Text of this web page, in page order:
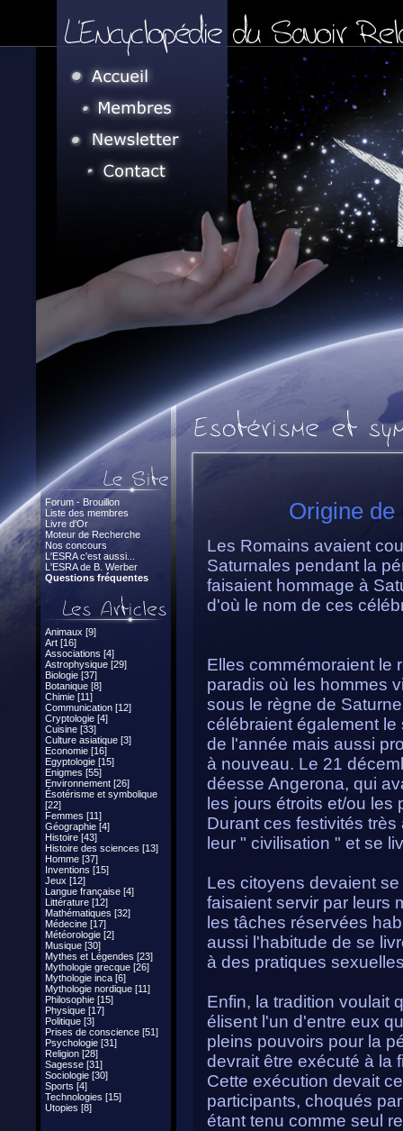
Forum - Brouillon
Liste des membres
Livre d'Or
Moteur de Recherche
Nos concours
L'ESRA c'est aussi...
L'ESRA de B. Werber
Questions fréquentes
Animaux [9]
Art [16]
Associations [4]
Astrophysique [29]
Biologie [37]
Botanique [8]
Chimie [11]
Communication [12]
Cryptologie [4]
Cuisine [33]
Culture asiatique [3]
Economie [16]
Egyptologie [15]
Enigmes [55]
Environnement [26]
Ésotérisme et symbolique
[22]
Femmes [11]
Géographie [4]
Histoire [43]
Histoire des sciences [13]
Homme [37]
Inventions [15]
Jeux [12]
Langue française [4]
Littérature [12]
Mathématiques [32]
Médecine [17]
Météorologie [2]
Musique [30]
Mythes et Légendes [23]
Mythologie grecque [26]
Mythologie inca [6]
Mythologie nordique [11]
Philosophie [15]
Physique [17]
Politique [3]
Prises de conscience [51]
Psychologie [31]
Religion [28]
Sagesse [31]
Sociologie [30]
Sports [4]
Technologies [15]
Utopies [8]
Origine
Les Romains avaient
Saturnales pendant la
faisaient hommage à
d'où le nom de ces
Elles commémoraient le
paradis où les hommes
sous le règne de
célébraient également
de l'année mais aussi
à nouveau. Le 21
déesse Angerona, qui
les jours étroits et/ou
Durant ces festivités
leur " civilisation " et se
Les citoyens devaient
faisaient servir par leurs
les tâches réservées
aussi l'habitude de se
à des pratiques
Enfin, la tradition voulait
élisent l'un d'entre eux
pleins pouvoirs pour la
devrait être exécuté à la
Cette exécution devait
participants, choqués
étant tenu comme seul